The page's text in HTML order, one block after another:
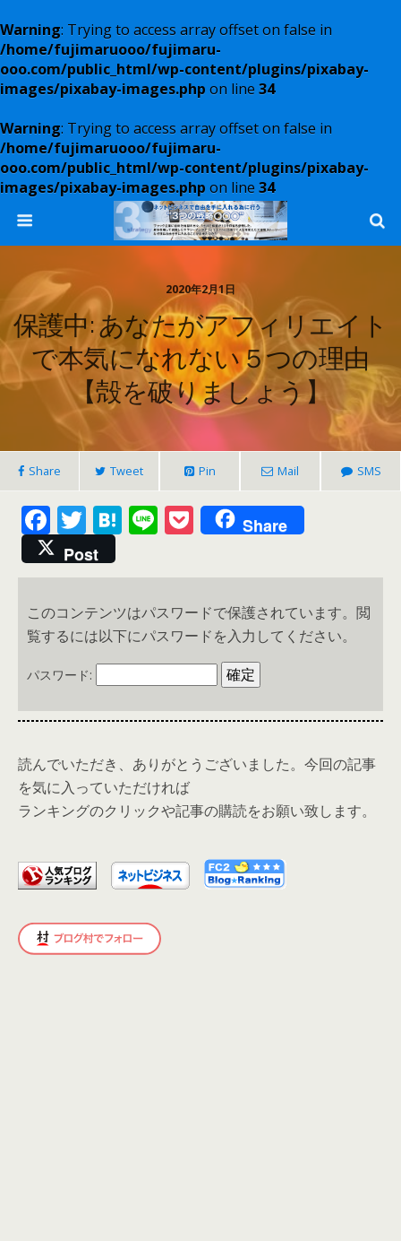
Warning: Trying to access array offset on false in
/home/fujimaruooo/fujimaru-
ooo.com/public_html/wp-content/plugins/pixabay-
images/pixabay-images.php on line 34
Warning: Trying to access array offset on false in
/home/fujimaruooo/fujimaru-
ooo.com/public_html/wp-content/plugins/pixabay-
images/pixabay-images.php on line 34
2020年2月1日
保護中: あなたがアフィリエイト
で本気になれない５つの理由
【殻を破りましょう】
Share Tweet Pin Mail SMS
F
ac
e
b
o
o
k
T
w
itt
er
H
e
n
a
Li
e
P
ck
et
Share
Post
このコンテンツはパスワードで保護されています。閲
覧するには以下にパスワードを入力してください。
パスワード:
読んでいただき、ありがとうございました。今回の記事
を気に入っていただければ
ランキングのクリックや記事の購読をお願い致します。